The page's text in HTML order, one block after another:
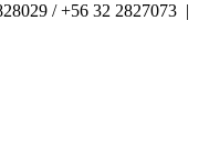
/ +56 32 2827073 |